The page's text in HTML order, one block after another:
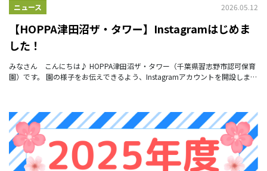
ニュース 2026.05.12
【HOPPA津田沼ザ・タワー】Instagramはじめま
した！
みなさん こんにちは♪ HOPPA津田沼ザ・タワー（千葉県習志野市認可保育
園）です。 園の様子をお伝えできるよう、Instagramアカウントを開設しまし